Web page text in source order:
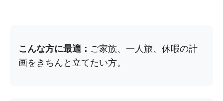
こんな方に最適： ご家族、一人旅、休暇の計
画をきちんと立てたい方。